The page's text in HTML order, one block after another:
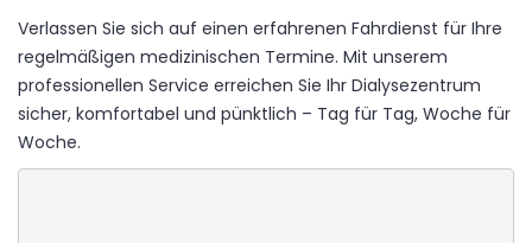
Verlassen Sie sich auf einen erfahrenen Fahrdienst für Ihre
regelmäßigen medizinischen Termine. Mit unserem
professionellen Service erreichen Sie Ihr Dialysezentrum
sicher, komfortabel und pünktlich – Tag für Tag, Woche für
Woche.